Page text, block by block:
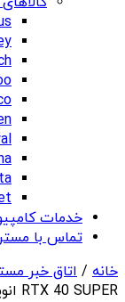
خدمات
تماس با
خانه / اتاق خبر
RTX 40 SUPER انویدیا از راه می‌رسند